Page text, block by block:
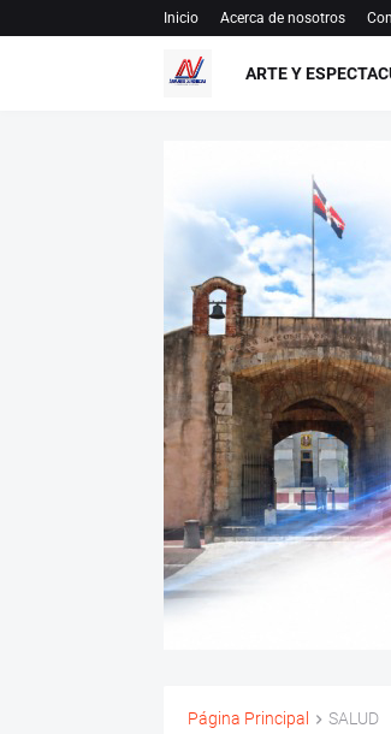
Inicio Acerca de nosotros
ARTE Y
Página Principal SALUD